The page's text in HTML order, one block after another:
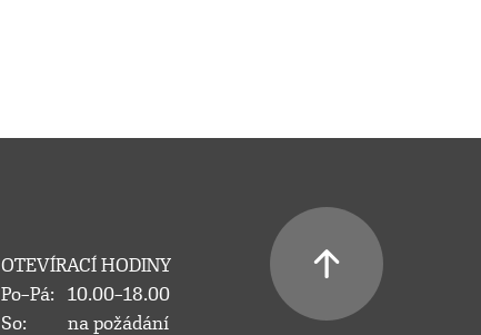
OTEVÍRACÍ HODINY
Po–Pá:
10.00–18.00
So:
na požádání